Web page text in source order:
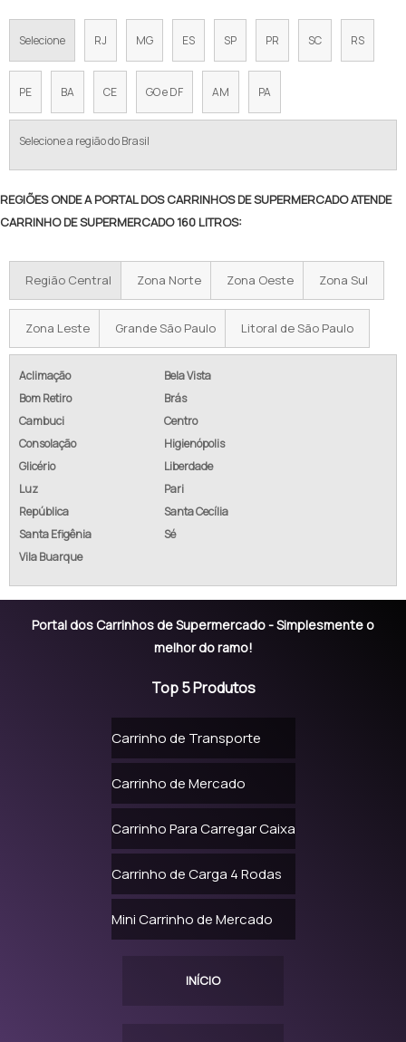
CARRINHO DE SUPERMERCADO DUPLO
CARRINHO SUPERMERCADO PEQUENO
VENDA DE CARRINHO DE SUPERMERCADO
PREÇO CARRINHO DE MERCADO
VALOR CARRINHO DE SUPERMERCADO
PREÇO DO CARRINHO DE SUPERMERCADO
CARRINHO DE SUPERMERCADO 210 LITROS
CARRINHO DE MERCADO PARA COMPRAR
CARRINHO DE SUPERMERCADO 70 LITROS
CARRINHO DE MERCADO
CARRINHO MERCADO
CARRINHO DE COMPRAS PARA CONDOMÍNIO DE PLASTICO
CARRINHO DE SUPERMERCADO REFORMADO
CARRINHO DE SUPERMERCADO USADO
CARRINHOS DE SUPERMERCADO ONDE COMPRAR
CONSERTO DE CARRINHO DE SUPERMERCADO
MANUTENÇÃO CARRINHOS DE MERCADO
Selecione RJ MG ES SP PR SC RS
PE BA CE GO e DF AM PA
Selecione a região do Brasil
REGIÕES ONDE A PORTAL DOS CARRINHOS DE SUPERMERCADO ATENDE
CARRINHO DE SUPERMERCADO 160 LITROS:
Região Central Zona Norte Zona Oeste Zona Sul
Zona Leste Grande São Paulo Litoral de São Paulo
Aclimação
Bela Vista
Bom Retiro
Brás
Cambuci
Centro
Consolação
Higienópolis
Glicério
Liberdade
Luz
Pari
República
Santa Cecília
Santa Efigênia
Sé
Vila Buarque
Portal dos Carrinhos de Supermercado - Simplesmente o
melhor do ramo!
Top 5 Produtos
Carrinho de Transporte
Carrinho de Mercado
Carrinho Para Carregar Caixa
Carrinho de Carga 4 Rodas
Mini Carrinho de Mercado
INÍCIO